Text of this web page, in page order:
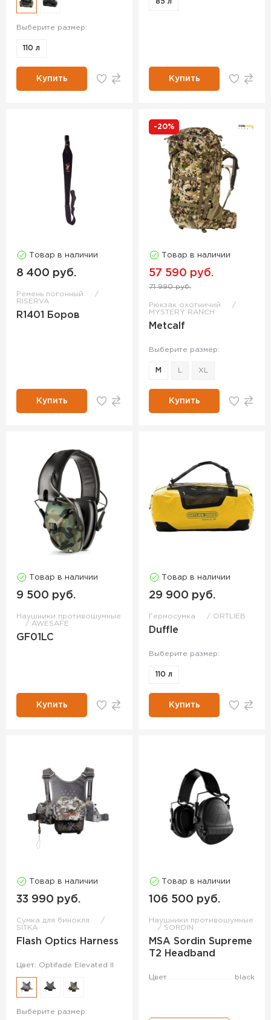
Выберите размер:
110 л
Купить
85 л
Купить
Товар в наличии
8 400 руб.
Ремень погонный
RISERVA
R1401 Боров
Купить
-20%
Товар в наличии
57 590 руб.
71 990 руб.
Рюкзак охотничий
MYSTERY RANCH
Metcalf
Выберите размер:
M XL
Купить
Товар в наличии
9 500 руб.
Наушники противошумные
AWESAFE
GF01LC
Купить
Товар в наличии
29 900 руб.
Гермосумка ORTLIEB
Duffle
Выберите размер:
110 л
Купить
Товар в наличии
33 990 руб.
Сумка для бинокля
SITKA
Flash Optics Harness
Цвет: Optifade Elevated II
Выберите размер:
Товар в наличии
106 500 руб.
Наушники противошумные
SORDIN
MSA Sordin Supreme
T2 Headband
Цвет black